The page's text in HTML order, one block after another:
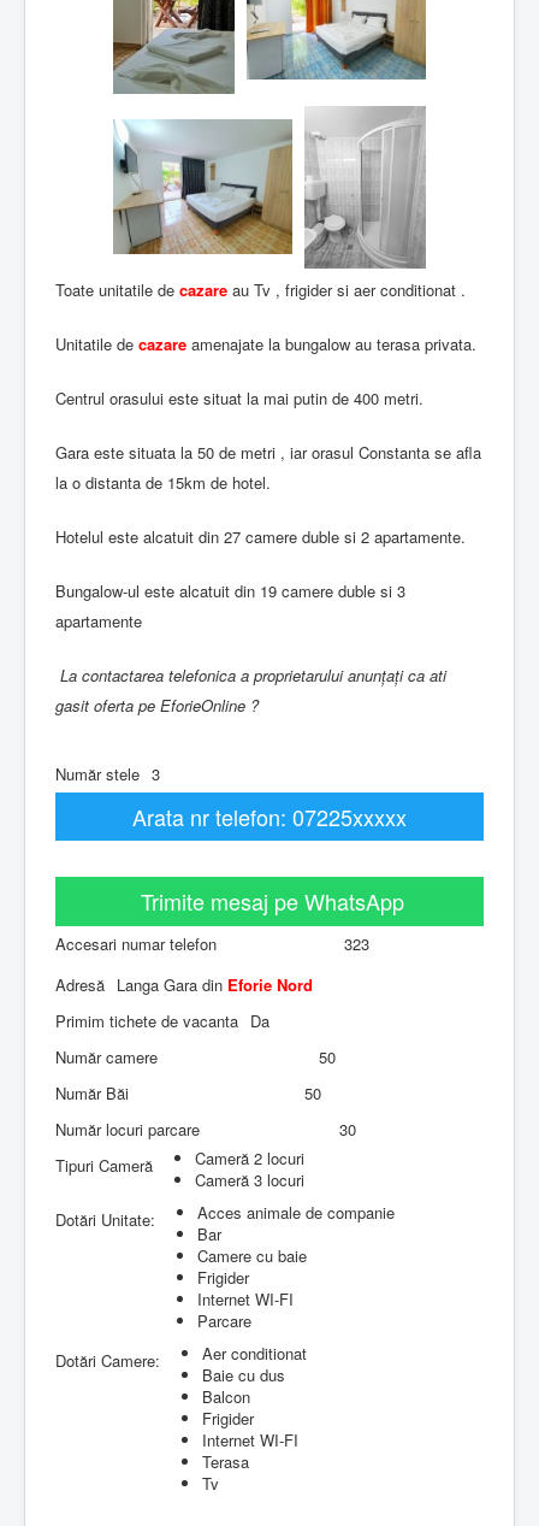
Toate unitatile de cazare au Tv , frigider si aer conditionat .
Unitatile de cazare amenajate la bungalow au terasa privata.
Centrul orasului este situat la mai putin de 400 metri.
Gara este situata la 50 de metri , iar orasul Constanta se afla
la o distanta de 15km de hotel.
Hotelul este alcatuit din 27 camere duble si 2 apartamente.
Bungalow-ul este alcatuit din 19 camere duble si 3
apartamente
La contactarea telefonica a proprietarului anunțați ca ati
gasit oferta pe EforieOnline ?
Număr stele 3
Arata nr telefon: 07225xxxxx
Trimite mesaj pe WhatsApp
Accesari numar telefon
323
Adresă Langa Gara din Eforie Nord
Primim tichete de vacanta Da
Număr camere
50
Număr Băi
50
Număr locuri parcare
30
Tipuri Cameră
Cameră 2 locuri
Cameră 3 locuri
Dotări Unitate:
Acces animale de companie
Bar
Camere cu baie
Frigider
Internet WI-FI
Parcare
Dotări Camere:
Aer conditionat
Baie cu dus
Balcon
Frigider
Internet WI-FI
Terasa
Tv